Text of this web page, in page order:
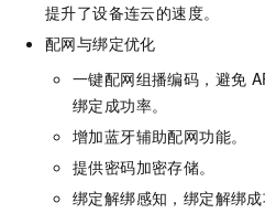
提升了设备连云的速度。
配网与绑定优化
一键配网组播编码，避免
绑定成功率。
增加蓝牙辅助配网功能。
提供密码加密存储。
绑定解绑感知，绑定解绑成